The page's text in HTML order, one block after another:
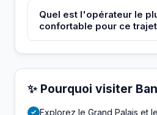
Quel est l'opérateur le
confortable pour ce
✨ Pourquoi visiter
✓ Explorez le Grand Palais et